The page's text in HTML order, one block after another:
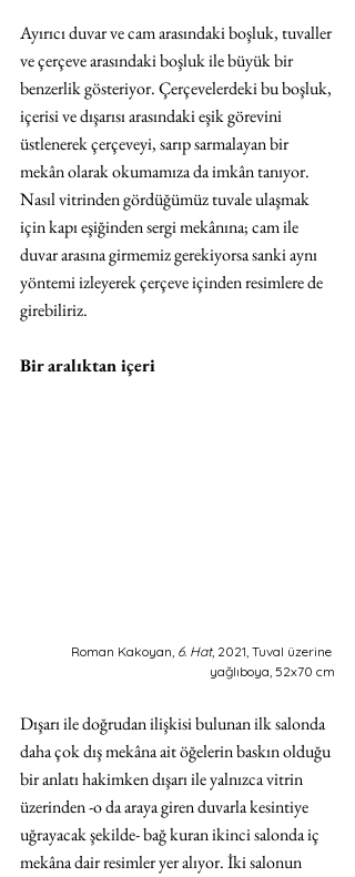
Ayırıcı duvar ve cam arasındaki boşluk, tuvaller
ve çerçeve arasındaki boşluk ile büyük bir
benzerlik gösteriyor. Çerçevelerdeki bu boşluk,
içerisi ve dışarısı arasındaki eşik görevini
üstlenerek çerçeveyi, sarıp sarmalayan bir
mekân olarak okumamıza da imkân tanıyor.
Nasıl vitrinden gördüğümüz tuvale ulaşmak
için kapı eşiğinden sergi mekânına; cam ile
duvar arasına girmemiz gerekiyorsa sanki aynı
yöntemi izleyerek çerçeve içinden resimlere de
girebiliriz.
Bir aralıktan içeri
Roman Kakoyan, 6. Hat, 2021, Tuval üzerine
yağlıboya, 52x70 cm
Dışarı ile doğrudan ilişkisi bulunan ilk salonda
daha çok dış mekâna ait öğelerin baskın olduğu
bir anlatı hakimken dışarı ile yalnızca vitrin
üzerinden -o da araya giren duvarla kesintiye
uğrayacak şekilde- bağ kuran ikinci salonda iç
mekâna dair resimler yer alıyor. İki salonun